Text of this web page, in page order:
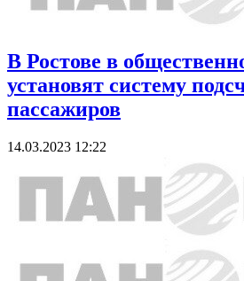
В Ростове в
установят систему
пассажиров
14.03.2023 12:22